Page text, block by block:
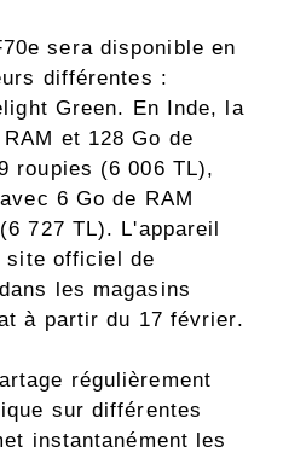
sera disponible en
différentes :
Green. En Inde, la
et 128 Go de
roupies (6 006 TL),
6 Go de RAM
727 TL). L'appareil
site officiel de
les magasins
à partir du 17 février.
régulièrement
sur différentes
instantanément les